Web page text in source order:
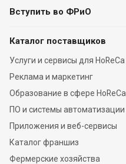
Вступить во ФРиО
Каталог поставщиков
Услуги и сервисы для HoReCa
Реклама и маркетинг
Образование в сфере HoReCa
ПО и системы автоматизации
Приложения и веб-сервисы
Каталог франшиз
Фермерские хозяйства